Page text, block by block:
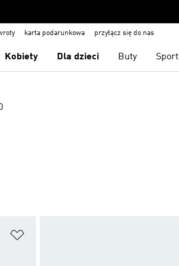
karta podarunkowa przyłącz się do nas
Kobiety Dla dzieci Buty Sport